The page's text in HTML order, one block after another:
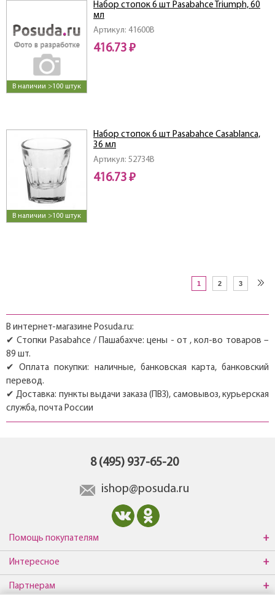
В наличии >100 штук
Артикул: 41600B
Набор стопок 6 шт Pasabahce Triumph, 60
мл
416.73 ₽
В наличии >100 штук
Артикул: 52734B
Набор стопок 6 шт Pasabahce Casablanca,
36 мл
416.73 ₽
1 2 3
В интернет-магазине Posuda.ru:
✔ Стопки Pasabahce / Пашабахче: цены - от , кол-во товаров –
89 шт.
✔ Оплата покупки: наличные, банковская карта, банковский
перевод.
✔ Доставка: пункты выдачи заказа (ПВЗ), самовывоз, курьерская
служба, почта России
8 (495) 937-65-20
ishop@posuda.ru
Помощь покупателям
Интересное
Партнерам